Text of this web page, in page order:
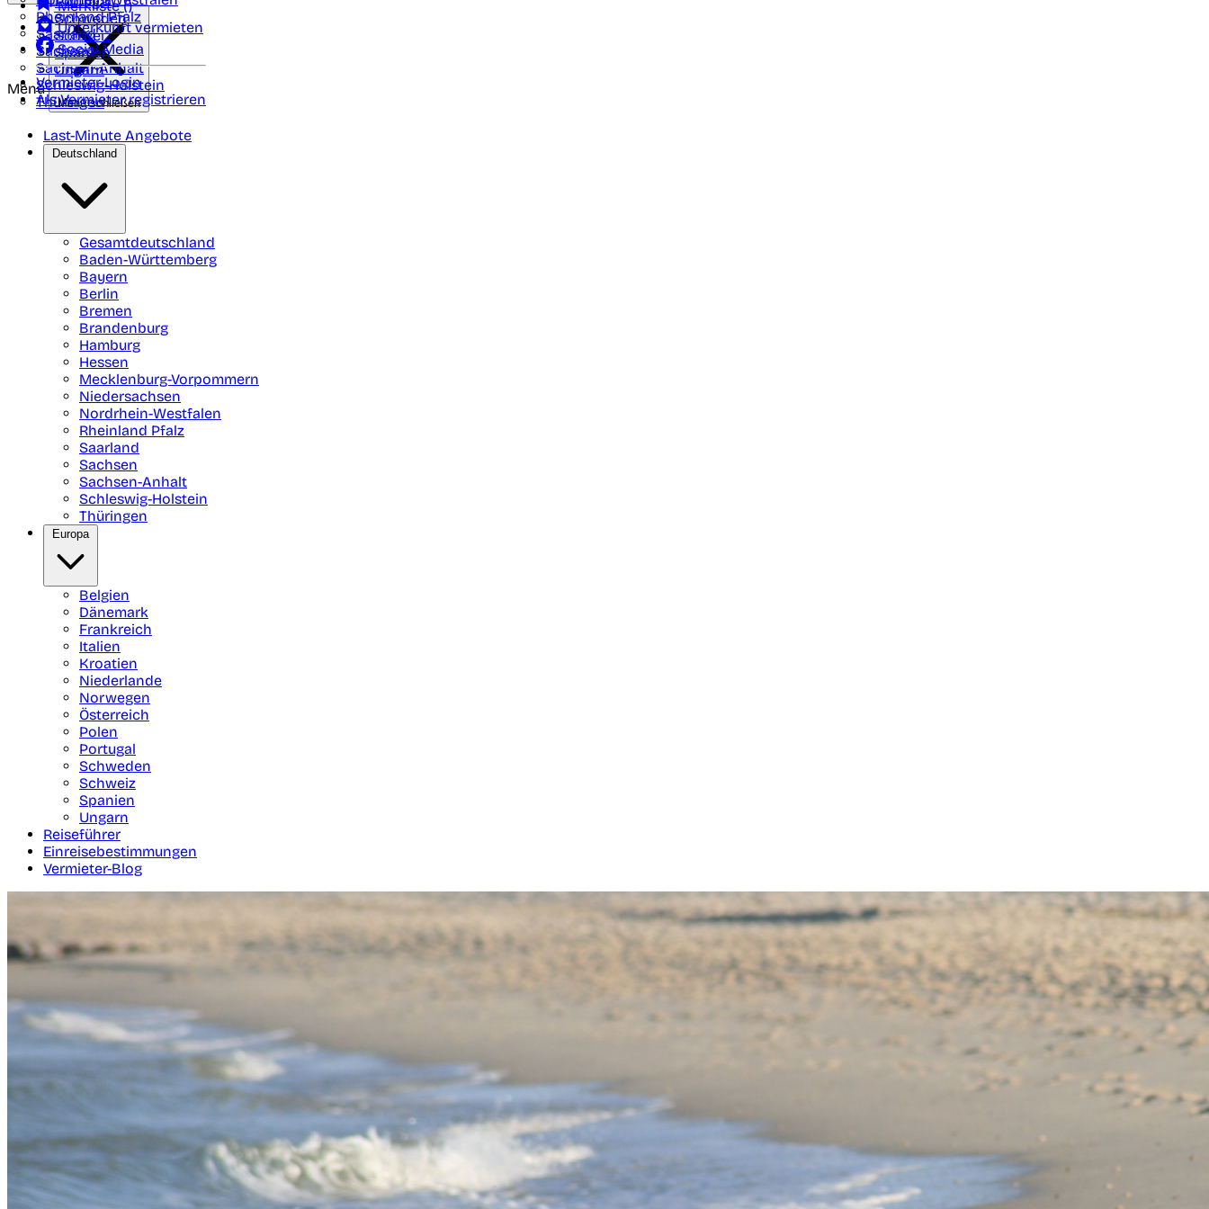
Rheinland Pfalz
Saarland
Sachsen
Sachsen-Anhalt
Schleswig-Holstein
Thüringen
Schweden
Schweiz
Spanien
Ungarn
Merkliste ()
Unterkunft vermieten
Social Media
Vermieter-Login
Als Vermieter registrieren
Menü
Menü schließen
Last-Minute Angebote
Deutschland
Gesamtdeutschland
Baden-Württemberg
Bayern
Berlin
Bremen
Brandenburg
Hamburg
Hessen
Mecklenburg-Vorpommern
Niedersachsen
Nordrhein-Westfalen
Rheinland Pfalz
Saarland
Sachsen
Sachsen-Anhalt
Schleswig-Holstein
Thüringen
Europa
Belgien
Dänemark
Frankreich
Italien
Kroatien
Niederlande
Norwegen
Österreich
Polen
Portugal
Schweden
Schweiz
Spanien
Ungarn
Reiseführer
Einreisebestimmungen
Vermieter-Blog